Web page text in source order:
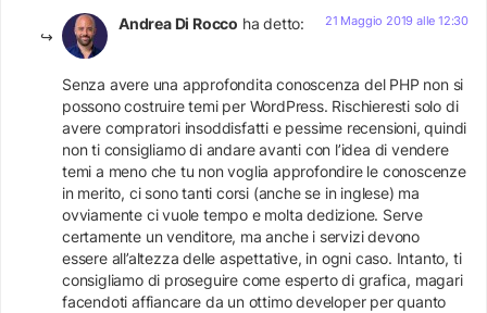
Andrea Di Rocco ha detto: 21 Maggio 2019 alle 12:30
Senza avere una approfondita conoscenza del PHP non si
possono costruire temi per WordPress. Rischieresti solo di
avere compratori insoddisfatti e pessime recensioni, quindi
non ti consigliamo di andare avanti con l’idea di vendere
temi a meno che tu non voglia approfondire le conoscenze
in merito, ci sono tanti corsi (anche se in inglese) ma
ovviamente ci vuole tempo e molta dedizione. Serve
certamente un venditore, ma anche i servizi devono
essere all’altezza delle aspettative, in ogni caso. Intanto, ti
consigliamo di proseguire come esperto di grafica, magari
facendoti affiancare da un ottimo developer per quanto